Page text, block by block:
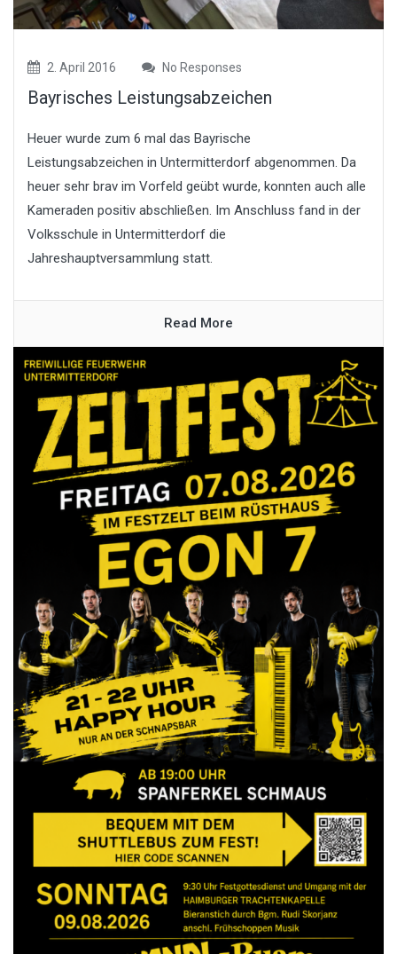
2. April 2016 No Responses
Bayrisches Leistungsabzeichen
Heuer wurde zum 6 mal das Bayrische
Leistungsabzeichen in Untermitterdorf abgenommen. Da
heuer sehr brav im Vorfeld geübt wurde, konnten auch alle
Kameraden positiv abschließen. Im Anschluss fand in der
Volksschule in Untermitterdorf die
Jahreshauptversammlung statt.
Read More